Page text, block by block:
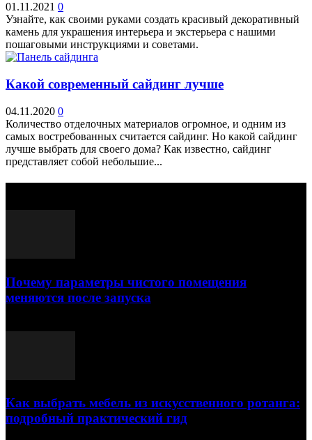
01.11.2021 0
Узнайте, как своими руками создать красивый декоративный
камень для украшения интерьера и экстерьера с нашими
пошаговыми инструкциями и советами.
Какой современный сайдинг лучше
04.11.2020 0
Количество отделочных материалов огромное, и одним из
самых востребованных считается сайдинг. Но какой сайдинг
лучше выбрать для своего дома? Как известно, сайдинг
представляет собой небольшие...
Почему параметры чистого помещения
меняются после запуска
Как выбрать мебель из искусственного ротанга:
подробный практический гид